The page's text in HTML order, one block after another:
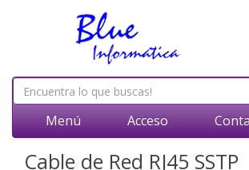
Menú Acceso
Cable de Red RJ45 SSTP